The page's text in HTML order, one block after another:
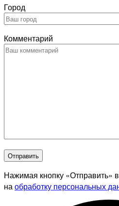
Город
Комментарий
Отправить
Нажимая кнопку «Отправить»
наобработку персональных